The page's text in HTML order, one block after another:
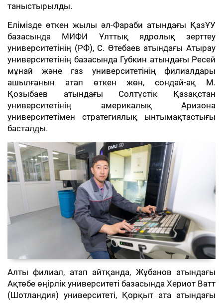
таныстырылды.
Елімізде өткен жылы әл-Фараби атындағы ҚазҰУ
базасында МИФИ Ұлттық ядролық зерттеу
университетінің (РФ), С. Өтебаев атындағы Атырау
университетінің базасында Губкин атындағы Ресей
мұнай және газ университетінің филиалдары
ашылғанын атап өткен жөн, сондай-ақ М.
Қозыбаев атындағы Солтүстік Қазақстан
университетінің америкалық Аризона
университетімен стратегиялық ынтымақтастығы
басталды.
Алты филиал, атап айтқанда, Жұбанов атындағы
Ақтөбе өңірлік университеті базасында Хериот Ватт
(Шотландия) университеті, Қорқыт ата атындағы